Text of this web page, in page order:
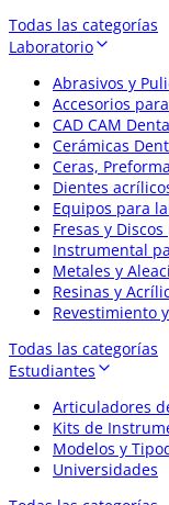
Todas las categorías
Laboratorio
Abrasivos y
Accesorios
CAD CAM
Cerámicas
Ceras,
Dientes
Equipos para
Fresas y
Instrumental
Metales y
Resinas y
Revestimiento
Todas las categorías
Estudiantes
Articuladores
Kits de
Modelos y
Universidades